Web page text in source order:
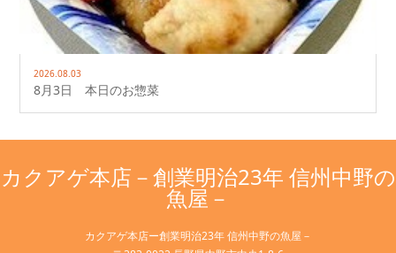
2026.08.03
8月3日 本日のお惣菜
カクアゲ本店－創業明治23年 信州中野の
魚屋－
カクアゲ本店ー創業明治23年 信州中野の魚屋－